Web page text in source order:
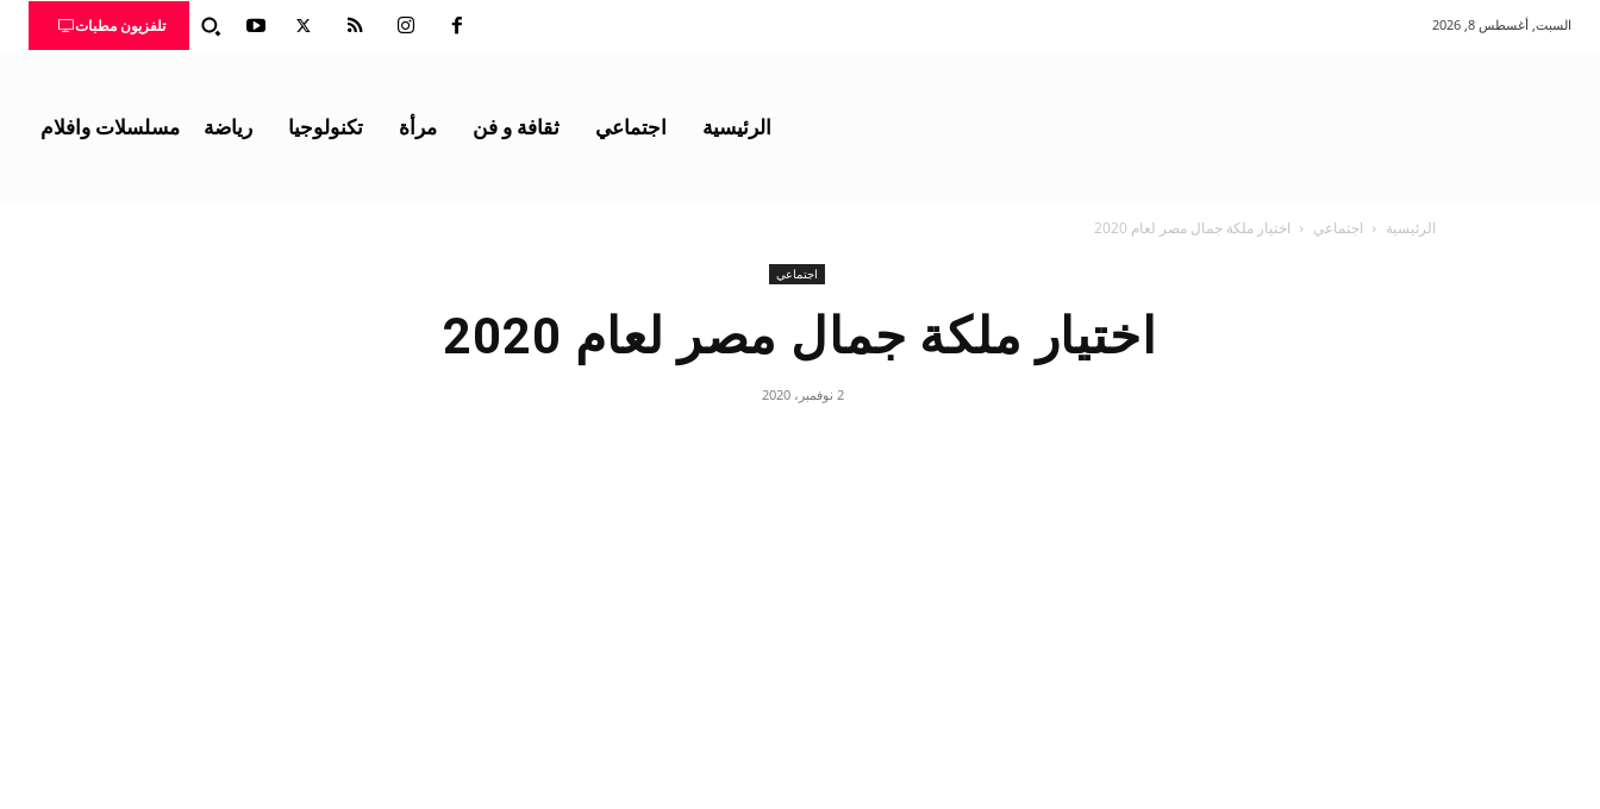
تلفزيون مطبات السبت, أغسطس 8, 2026
الرئيسية اجتماعي ثقافة و فن مرأة تكنولوجيا رياضة مسلسلات وافلام
الرئيسية اجتماعي اختيار ملكة جمال مصر لعام 2020
اجتماعي
اختيار ملكة جمال مصر لعام 2020
2 نوفمبر، 2020